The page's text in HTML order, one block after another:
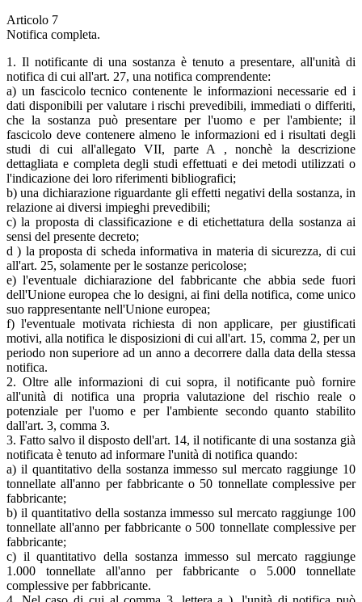
Articolo 7
Notifica completa.
1. Il notificante di una sostanza è tenuto a presentare, all'unità di
notifica di cui all'art. 27, una notifica comprendente:
a) un fascicolo tecnico contenente le informazioni necessarie ed i
dati disponibili per valutare i rischi prevedibili, immediati o differiti,
che la sostanza può presentare per l'uomo e per l'ambiente; il
fascicolo deve contenere almeno le informazioni ed i risultati degli
studi di cui all'allegato VII, parte A , nonchè la descrizione
dettagliata e completa degli studi effettuati e dei metodi utilizzati o
l'indicazione dei loro riferimenti bibliografici;
b) una dichiarazione riguardante gli effetti negativi della sostanza, in
relazione ai diversi impieghi prevedibili;
c) la proposta di classificazione e di etichettatura della sostanza ai
sensi del presente decreto;
d ) la proposta di scheda informativa in materia di sicurezza, di cui
all'art. 25, solamente per le sostanze pericolose;
e) l'eventuale dichiarazione del fabbricante che abbia sede fuori
dell'Unione europea che lo designi, ai fini della notifica, come unico
suo rappresentante nell'Unione europea;
f) l'eventuale motivata richiesta di non applicare, per giustificati
motivi, alla notifica le disposizioni di cui all'art. 15, comma 2, per un
periodo non superiore ad un anno a decorrere dalla data della stessa
notifica.
2. Oltre alle informazioni di cui sopra, il notificante può fornire
all'unità di notifica una propria valutazione del rischio reale o
potenziale per l'uomo e per l'ambiente secondo quanto stabilito
dall'art. 3, comma 3.
3. Fatto salvo il disposto dell'art. 14, il notificante di una sostanza già
notificata è tenuto ad informare l'unità di notifica quando:
a) il quantitativo della sostanza immesso sul mercato raggiunge 10
tonnellate all'anno per fabbricante o 50 tonnellate complessive per
fabbricante;
b) il quantitativo della sostanza immesso sul mercato raggiunge 100
tonnellate all'anno per fabbricante o 500 tonnellate complessive per
fabbricante;
c) il quantitativo della sostanza immesso sul mercato raggiunge
1.000 tonnellate all'anno per fabbricante o 5.000 tonnellate
complessive per fabbricante.